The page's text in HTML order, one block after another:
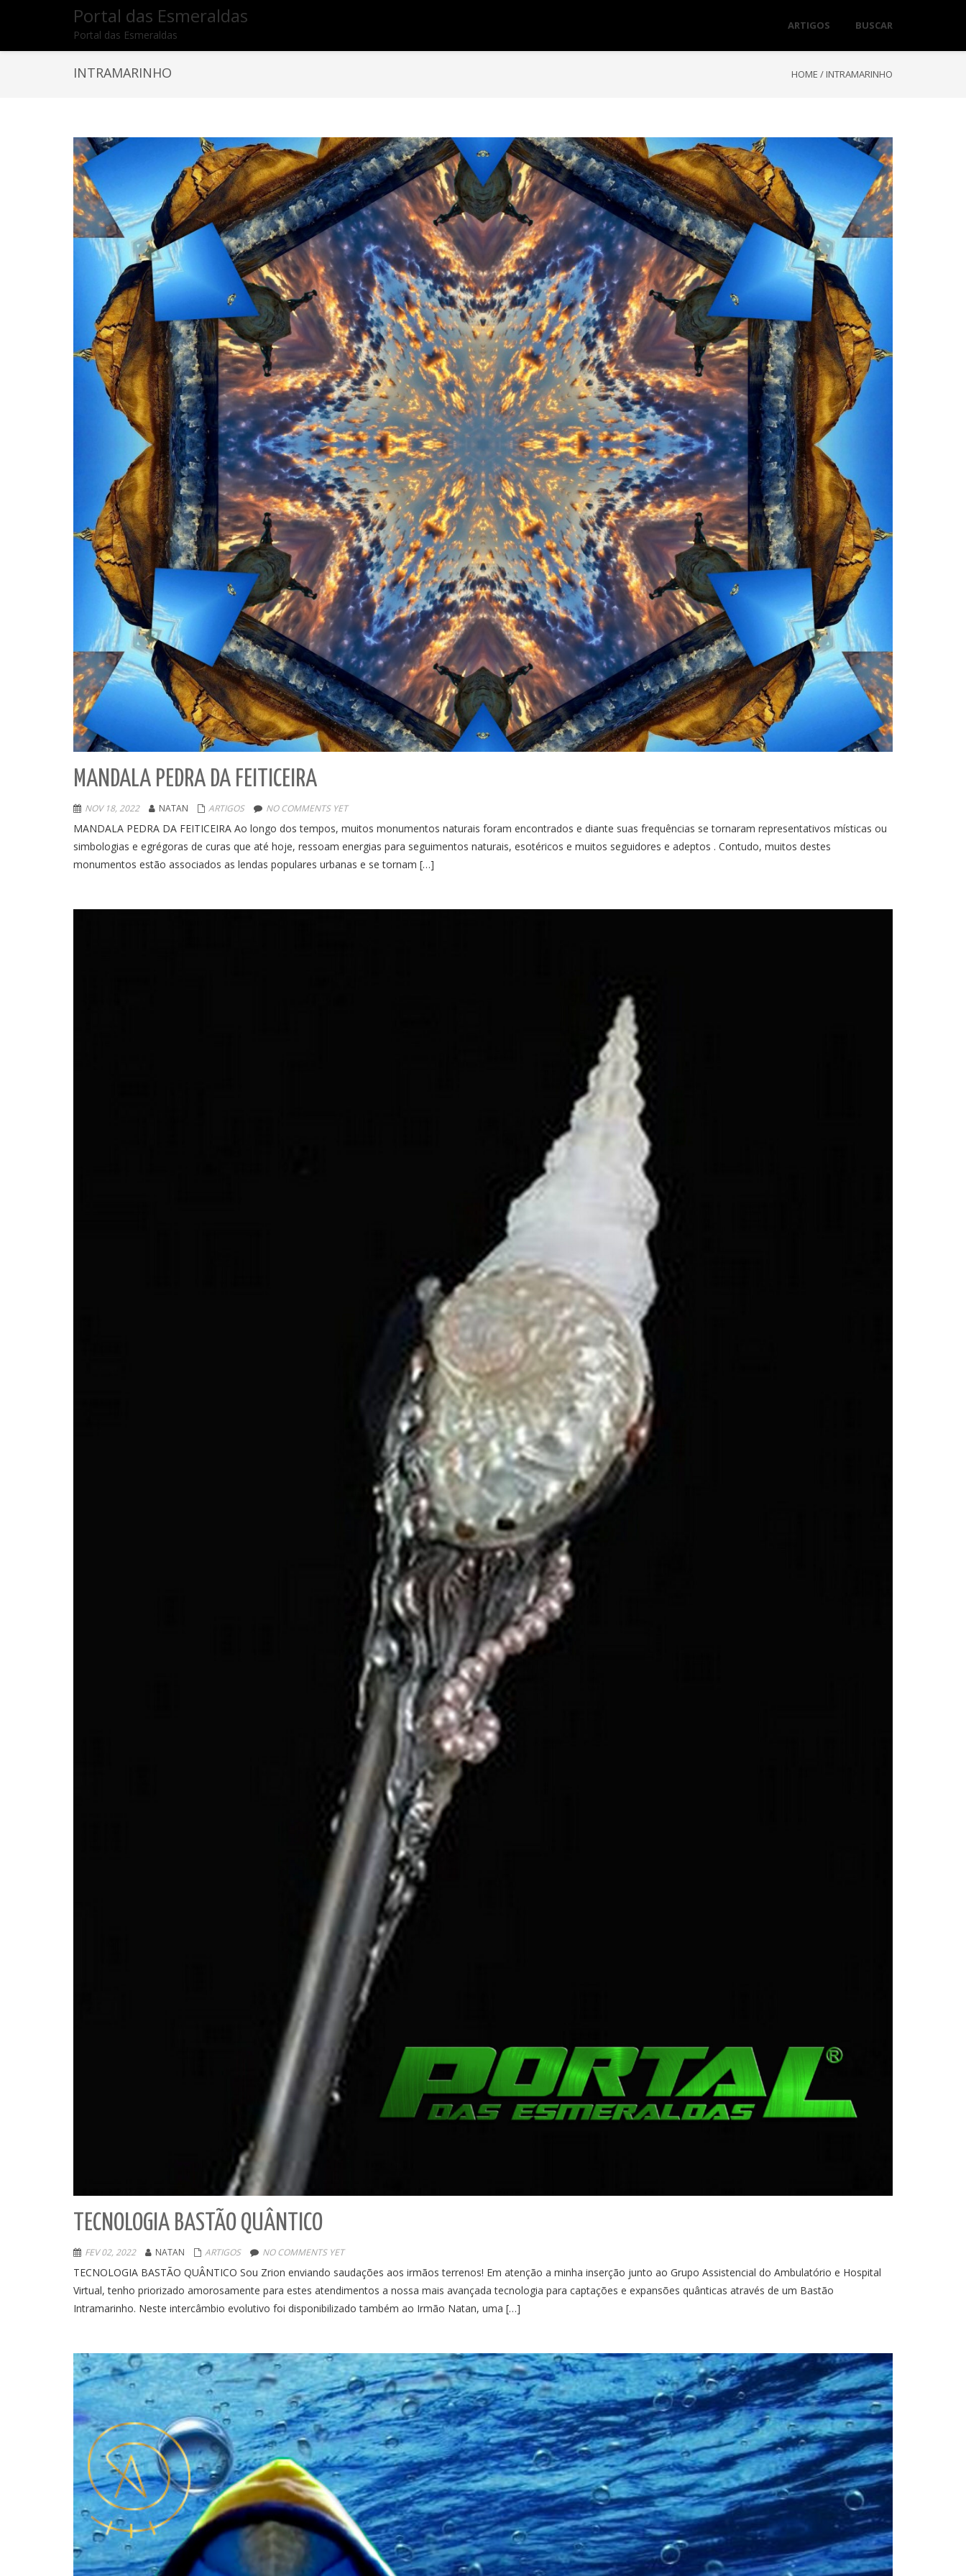
Portal das Esmeraldas
Portal das Esmeraldas
ARTIGOS BUSCAR
INTRAMARINHO HOME / INTRAMARINHO
MANDALA PEDRA DA FEITICEIRA
NOV 18, 2022 NATAN ARTIGOS NO COMMENTS YET
MANDALA PEDRA DA FEITICEIRA Ao longo dos tempos, muitos monumentos naturais foram encontrados e diante suas frequências se tornaram representativos místicas ou
simbologias e egrégoras de curas que até hoje, ressoam energias para seguimentos naturais, esotéricos e muitos seguidores e adeptos . Contudo, muitos destes
monumentos estão associados as lendas populares urbanas e se tornam […]
TECNOLOGIA BASTÃO QUÂNTICO
FEV 02, 2022 NATAN ARTIGOS NO COMMENTS YET
TECNOLOGIA BASTÃO QUÂNTICO Sou Zrion enviando saudações aos irmãos terrenos! Em atenção a minha inserção junto ao Grupo Assistencial do Ambulatório e Hospital
Virtual, tenho priorizado amorosamente para estes atendimentos a nossa mais avançada tecnologia para captações e expansões quânticas através de um Bastão
Intramarinho. Neste intercâmbio evolutivo foi disponibilizado também ao Irmão Natan, uma […]